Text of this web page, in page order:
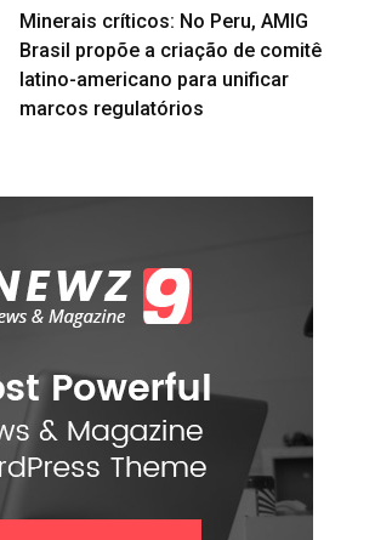
Minerais críticos: No Peru, AMIG
Brasil propõe a criação de comitê
latino-americano para unificar
marcos regulatórios